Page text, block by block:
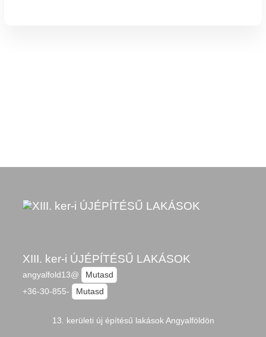
XIII. ker-i ÚJÉPÍTÉSŰ LAKÁSOK
angyalfold13@
Mutasd
+36-30-855-
Mutasd
13. kerületi új építésű lakások Angyalföldön